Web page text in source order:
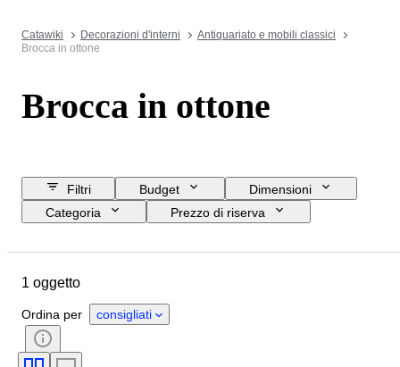
Catawiki Decorazioni d'interni
Antiquariato e mobili classici
Brocca in ottone
Brocca in ottone
Filtri Budget
Dimensioni
Categoria
Prezzo di riserva
Materiale
Stile
1 oggetto
Ordina per consigliati